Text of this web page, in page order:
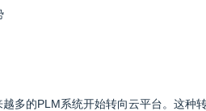
多的PLM系统开始转向云平台。这